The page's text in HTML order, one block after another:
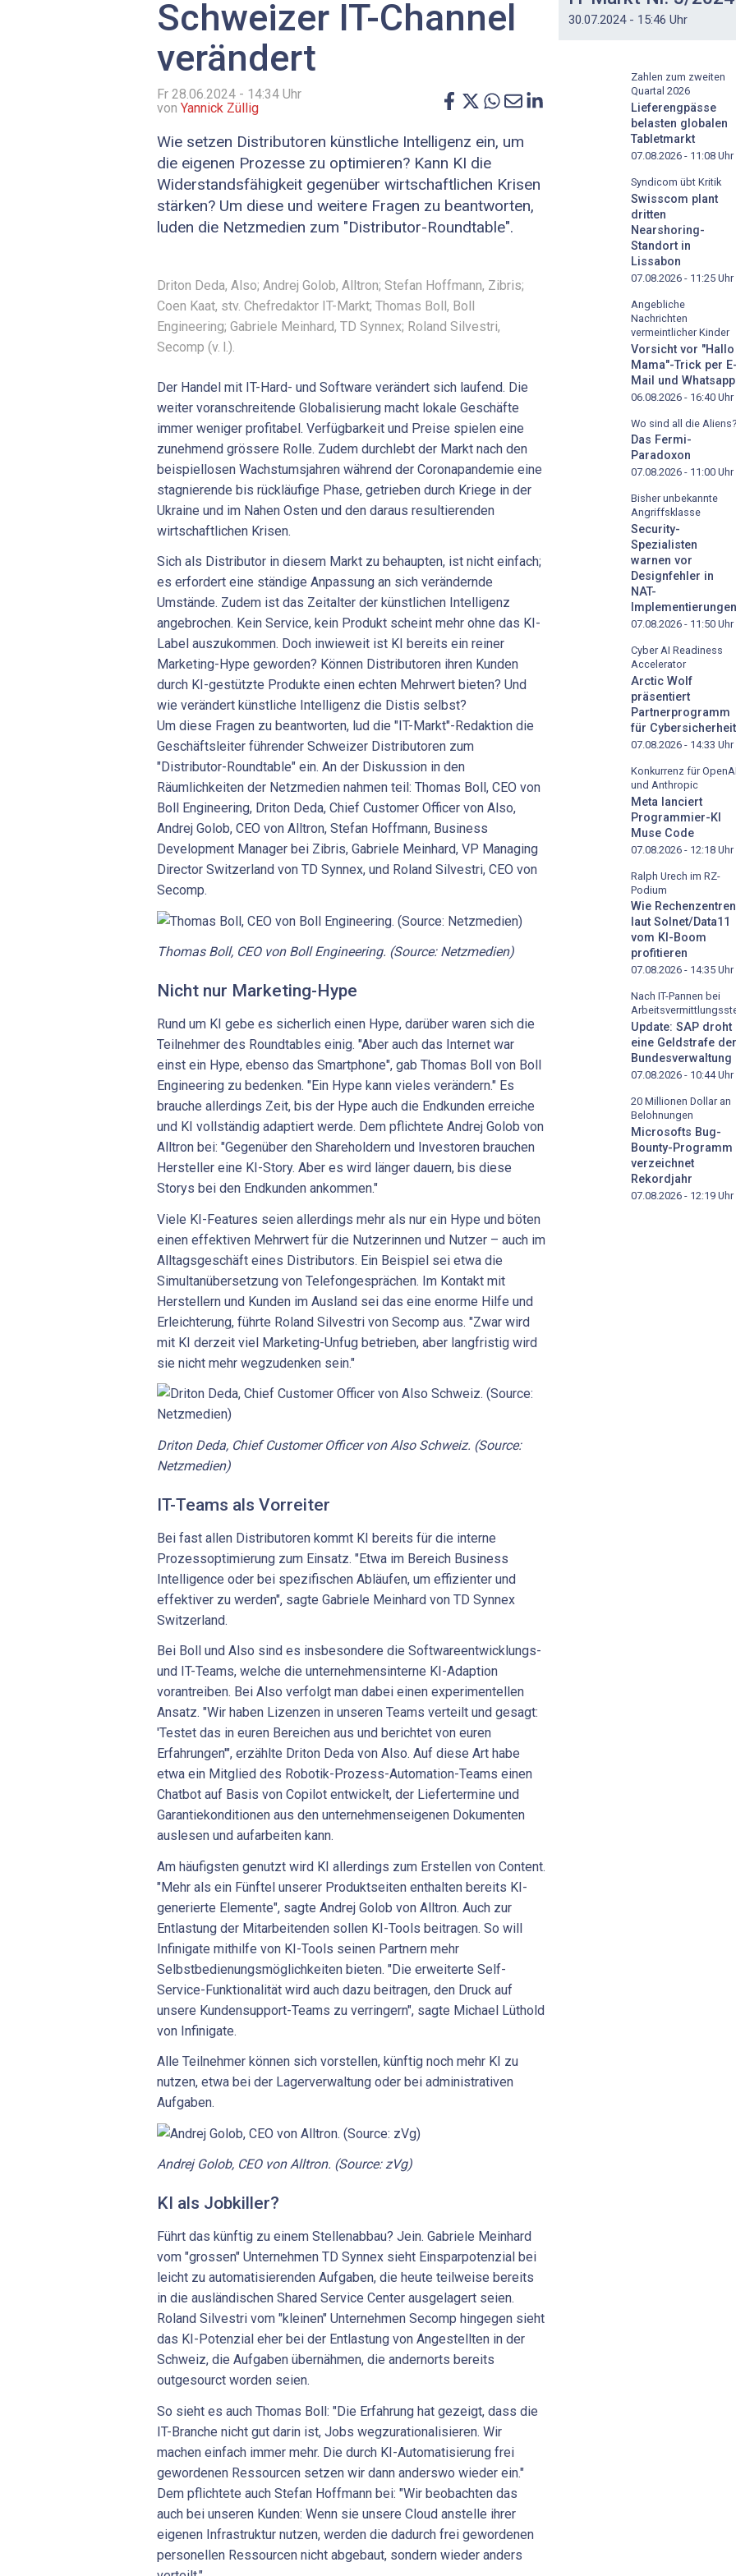
Schweizer IT-Channel
verändert
Fr 28.06.2024 - 14:34 Uhr
von Yannick Züllig
Wie setzen Distributoren künstliche Intelligenz ein, um
die eigenen Prozesse zu optimieren? Kann KI die
Widerstandsfähigkeit gegenüber wirtschaftlichen Krisen
stärken? Um diese und weitere Fragen zu beantworten,
luden die Netzmedien zum "Distributor-Roundtable".
Driton Deda, Also; Andrej Golob, Alltron; Stefan Hoffmann, Zibris;
Coen Kaat, stv. Chefredaktor IT-Markt; Thomas Boll, Boll
Engineering; Gabriele Meinhard, TD Synnex; Roland Silvestri,
Secomp (v. l.).
Der Handel mit IT-Hard- und Software verändert sich laufend. Die
weiter voranschreitende Globalisierung macht lokale Geschäfte
immer weniger profitabel. Verfügbarkeit und Preise spielen eine
zunehmend grössere Rolle. Zudem durchlebt der Markt nach den
beispiellosen Wachstumsjahren während der Coronapandemie eine
stagnierende bis rückläufige Phase, getrieben durch Kriege in der
Ukraine und im Nahen Osten und den daraus resultierenden
wirtschaftlichen Krisen.
Sich als Distributor in diesem Markt zu behaupten, ist nicht einfach;
es erfordert eine ständige Anpassung an sich verändernde
Umstände. Zudem ist das Zeitalter der künstlichen Intelligenz
angebrochen. Kein Service, kein Produkt scheint mehr ohne das KI-
Label auszukommen. Doch inwieweit ist KI bereits ein reiner
Marketing-Hype geworden? Können Distributoren ihren Kunden
durch KI-gestützte Produkte einen echten Mehrwert bieten? Und
wie verändert künstliche Intelligenz die Distis selbst?
Um diese Fragen zu beantworten, lud die "IT-Markt"-Redaktion die
Geschäftsleiter führender Schweizer Distributoren zum
"Distributor-Roundtable" ein. An der Diskussion in den
Räumlichkeiten der Netzmedien nahmen teil: Thomas Boll, CEO von
Boll Engineering, Driton Deda, Chief Customer Officer von Also,
Andrej Golob, CEO von Alltron, Stefan Hoffmann, Business
Development Manager bei Zibris, Gabriele Meinhard, VP Managing
Director Switzerland von TD Synnex, und Roland Silvestri, CEO von
Secomp.
Thomas Boll, CEO von Boll Engineering. (Source: Netzmedien)
Nicht nur Marketing-Hype
Rund um KI gebe es sicherlich einen Hype, darüber waren sich die
Teilnehmer des Roundtables einig. "Aber auch das Internet war
einst ein Hype, ebenso das Smartphone", gab Thomas Boll von Boll
Engineering zu bedenken. "Ein Hype kann vieles verändern." Es
brauche allerdings Zeit, bis der Hype auch die Endkunden erreiche
und KI vollständig adaptiert werde. Dem pflichtete Andrej Golob von
Alltron bei: "Gegenüber den Shareholdern und Investoren brauchen
Hersteller eine KI-Story. Aber es wird länger dauern, bis diese
Storys bei den Endkunden ankommen."
Viele KI-Features seien allerdings mehr als nur ein Hype und böten
einen effektiven Mehrwert für die Nutzerinnen und Nutzer – auch im
Alltagsgeschäft eines Distributors. Ein Beispiel sei etwa die
Simultanübersetzung von Telefongesprächen. Im Kontakt mit
Herstellern und Kunden im Ausland sei das eine enorme Hilfe und
Erleichterung, führte Roland Silvestri von Secomp aus. "Zwar wird
mit KI derzeit viel Marketing-Unfug betrieben, aber langfristig wird
sie nicht mehr wegzudenken sein."
Driton Deda, Chief Customer Officer von Also Schweiz. (Source:
Netzmedien)
IT-Teams als Vorreiter
Bei fast allen Distributoren kommt KI bereits für die interne
Prozessoptimierung zum Einsatz. "Etwa im Bereich Business
Intelligence oder bei spezifischen Abläufen, um effizienter und
effektiver zu werden", sagte Gabriele Meinhard von TD Synnex
Switzerland.
Bei Boll und Also sind es insbesondere die Softwareentwicklungs-
und IT-Teams, welche die unternehmensinterne KI-Adaption
vorantreiben. Bei Also verfolgt man dabei einen experimentellen
Ansatz. "Wir haben Lizenzen in unseren Teams verteilt und gesagt:
'Testet das in euren Bereichen aus und berichtet von euren
Erfahrungen'", erzählte Driton Deda von Also. Auf diese Art habe
etwa ein Mitglied des Robotik-Prozess-Automation-Teams einen
Chatbot auf Basis von Copilot entwickelt, der Liefertermine und
Garantiekonditionen aus den unternehmenseigenen Dokumenten
auslesen und aufarbeiten kann.
Am häufigsten genutzt wird KI allerdings zum Erstellen von Content.
"Mehr als ein Fünftel unserer Produktseiten enthalten bereits KI-
generierte Elemente", sagte Andrej Golob von Alltron. Auch zur
Entlastung der Mitarbeitenden sollen KI-Tools beitragen. So will
Infinigate mithilfe von KI-Tools seinen Partnern mehr
Selbstbedienungsmöglichkeiten bieten. "Die erweiterte Self-
Service-Funktionalität wird auch dazu beitragen, den Druck auf
unsere Kundensupport-Teams zu verringern", sagte Michael Lüthold
von Infinigate.
Alle Teilnehmer können sich vorstellen, künftig noch mehr KI zu
nutzen, etwa bei der Lagerverwaltung oder bei administrativen
Aufgaben.
Andrej Golob, CEO von ­Alltron. (Source: zVg)
KI als Jobkiller?
Führt das künftig zu einem Stellenabbau? Jein. Gabriele Meinhard
vom "grossen" Unternehmen TD Synnex sieht Einsparpotenzial bei
leicht zu automatisierenden Aufgaben, die heute teilweise bereits
in die ausländischen Shared Service Center ausgelagert seien.
Roland Silvestri vom "kleinen" Unternehmen Secomp hingegen sieht
das KI-Potenzial eher bei der Entlastung von Angestellten in der
Schweiz, die Aufgaben übernähmen, die andernorts bereits
outgesourct worden seien.
So sieht es auch Thomas Boll: "Die Erfahrung hat gezeigt, dass die
IT-Branche nicht gut darin ist, Jobs wegzurationalisieren. Wir
machen einfach immer mehr. Die durch KI-Automatisierung frei
gewordenen Ressourcen setzen wir dann anderswo wieder ein."
Dem pflichtete auch Stefan Hoffmann bei: "Wir beobachten das
auch bei unseren Kunden: Wenn sie unsere Cloud anstelle ihrer
eigenen Infrastruktur nutzen, werden die dadurch frei gewordenen
personellen Ressourcen nicht abgebaut, sondern wieder anders
30.07.2024 - 15:46 Uhr
Zahlen zum zweiten
Quartal 2026
Lieferengpässe
belasten globalen
Tabletmarkt
07.08.2026 - 11:08 Uhr
Syndicom übt Kritik
Swisscom plant
dritten
Nearshoring-
Standort in
Lissabon
07.08.2026 - 11:25 Uhr
Angebliche
Nachrichten
vermeintlicher Kinder
Vorsicht vor "Hallo
Mama"-Trick per E-
Mail und Whatsapp
06.08.2026 - 16:40 Uhr
Wo sind all die Aliens?
Das Fermi-
Paradoxon
07.08.2026 - 11:00 Uhr
Bisher unbekannte
Angriffsklasse
Security-
Spezialisten
warnen vor
Designfehler in
NAT-
Implementierungen
07.08.2026 - 11:50 Uhr
Cyber AI Readiness
Accelerator
Arctic Wolf
präsentiert
Partnerprogramm
für Cybersicherheit
07.08.2026 - 14:33 Uhr
Konkurrenz für OpenAI
und Anthropic
Meta lanciert
Programmier-KI
Muse Code
07.08.2026 - 12:18 Uhr
Ralph Urech im RZ-
Podium
Wie Rechenzentren
laut Solnet/Data11
vom KI-Boom
profitieren
07.08.2026 - 14:35 Uhr
Nach IT-Pannen bei
Update: SAP droht
eine Geldstrafe der
Bundesverwaltung
07.08.2026 - 10:44Uhr
20 Millionen Dollar an
Belohnungen
Microsofts Bug-
Bounty-Programm
verzeichnet
Rekordjahr
07.08.2026 - 12:19 Uhr